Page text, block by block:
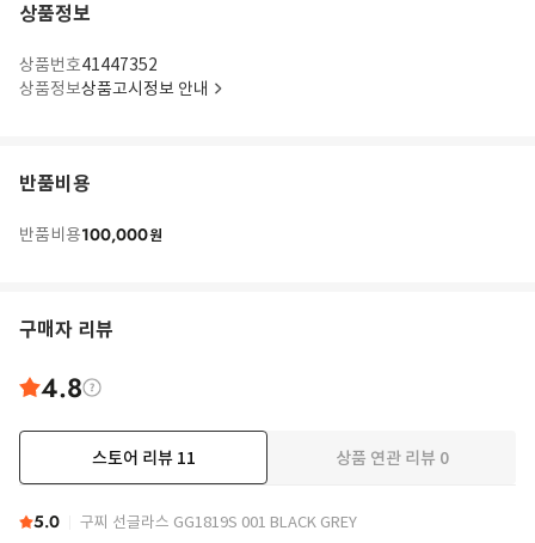
상품정보
상품번호41447352
상품정보상품고시정보 안내
반품비용
반품비용100,000원
구매자 리뷰
4.8
스토어 리뷰 11 상품 연관 리뷰 0
5.0 구찌 선글라스 GG1819S 001 BLACK GREY